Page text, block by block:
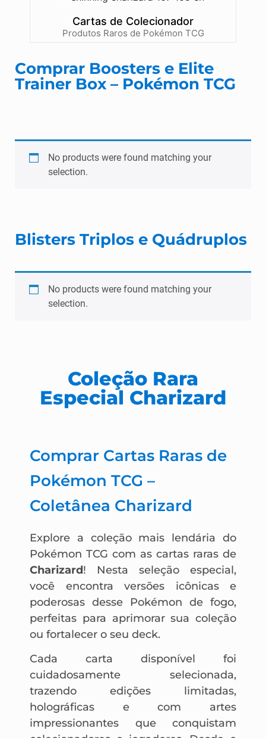
Cartas de Colecionador
Produtos Raros de Pokémon TCG
Comprar Boosters e Elite
Trainer Box – Pokémon TCG
No products were found matching your
selection.
Blisters Triplos e Quádruplos
No products were found matching your
selection.
Coleção Rara
Especial Charizard
Comprar Cartas Raras de
Pokémon TCG –
Coletânea Charizard
Explore a coleção mais lendária do
Pokémon TCG com as cartas raras de
Charizard! Nesta seleção especial,
você encontra versões icônicas e
poderosas desse Pokémon de fogo,
perfeitas para aprimorar sua coleção
ou fortalecer o seu deck.
Cada carta disponível foi
cuidadosamente selecionada,
trazendo edições limitadas,
holográficas e com artes
impressionantes que conquistam